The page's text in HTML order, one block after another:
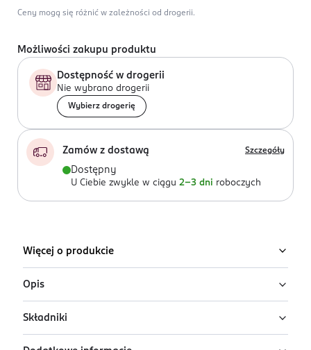
Ceny mogą się różnić w zależności od drogerii.
Możliwości zakupu produktu
Dostępność w drogerii
Nie wybrano drogerii
Wybierz drogerię
Zamów z dostawą Szczegóły
Dostępny
U Ciebie zwykle w ciągu 2-3 dni roboczych
Więcej o produkcie
Opis
99,9% wody i kropla ekstraktu owocowego Water
Wipes to produkt świeży, o prostym składzie. Nasze
Składniki